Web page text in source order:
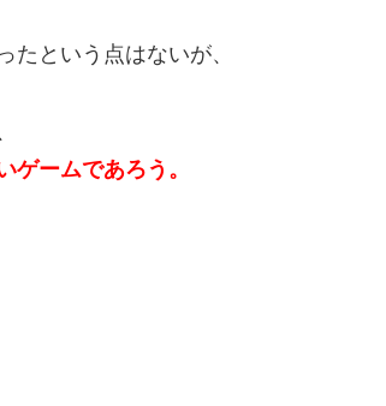
という点はないが、
ゲームであろう。